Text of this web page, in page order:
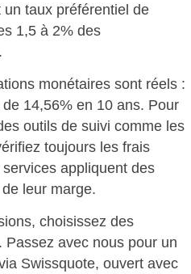
taux préférentiel de
1,5 à 2% des
.
monétaires sont réels :
14,56% en 10 ans. Pour
outils de suivi comme les
toujours les frais
appliquent des
leur marge.
choisissez des
avec nous pour un
Swissquote, ouvert avec